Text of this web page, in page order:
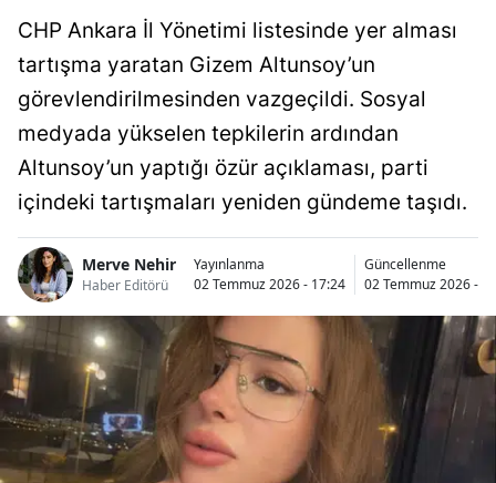
CHP Ankara İl Yönetimi listesinde yer alması
tartışma yaratan Gizem Altunsoy’un
görevlendirilmesinden vazgeçildi. Sosyal
medyada yükselen tepkilerin ardından
Altunsoy’un yaptığı özür açıklaması, parti
içindeki tartışmaları yeniden gündeme taşıdı.
Merve Nehir
Haber Editörü
Yayınlanma
02 Temmuz 2026 - 17:24
Güncellenme
02 Temmuz 2026 -